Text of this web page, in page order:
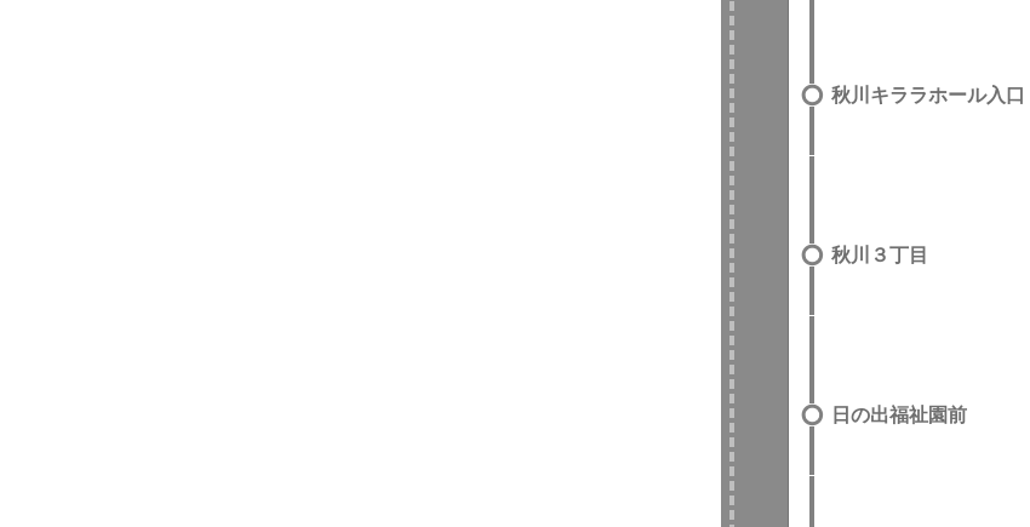
秋川キララホール入口
秋川３丁目
日の出福祉園前